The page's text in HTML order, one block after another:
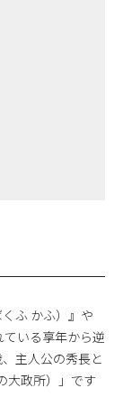
ふ かふ）』や
ている享年から逆
主人公の秀長と
大政所）」です